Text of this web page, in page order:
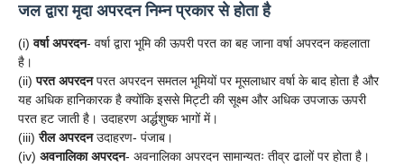
जल द्वारा मृदा अपरदन निम्न प्रकार से होता है
(i)वर्षा अपरदन- वर्षा द्वारा भूमि की ऊपरी परत का बह जाना वर्षा अपरदन कहलाता
है।
(ii)परत अपरदनपरत अपरदन समतल भूमियों पर मूसलाधार वर्षा के बाद होता है और
यह अधिक हानिकारक है क्योंकि इससे मिट्टी की सूक्ष्म और अधिक उपजाऊ ऊपरी
परत हट जाती है। उदाहरण अर्द्धशुष्क भागों में।
(iii)रील अपरदनउदाहरण- पंजाब।
(iv) अवनालिका अपरदन- अवनालिका अपरदन सामान्यतः तीव्र ढालों पर होता है।